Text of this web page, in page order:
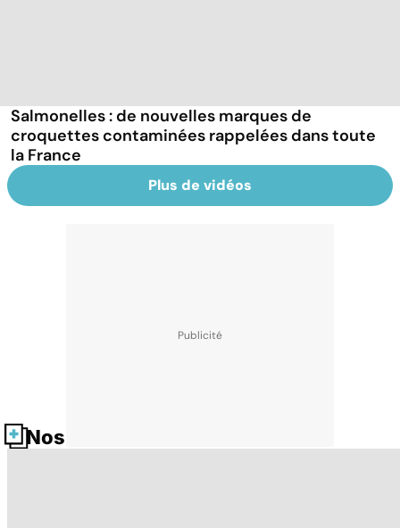
Salmonelles : de nouvelles marques de
croquettes contaminées rappelées dans toute
la France
Plus de vidéos
Nos fiches santé